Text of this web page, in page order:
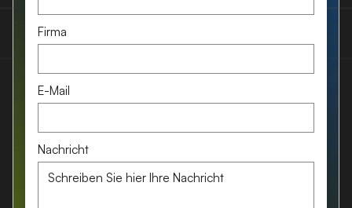
Firma
E-Mail
Nachricht